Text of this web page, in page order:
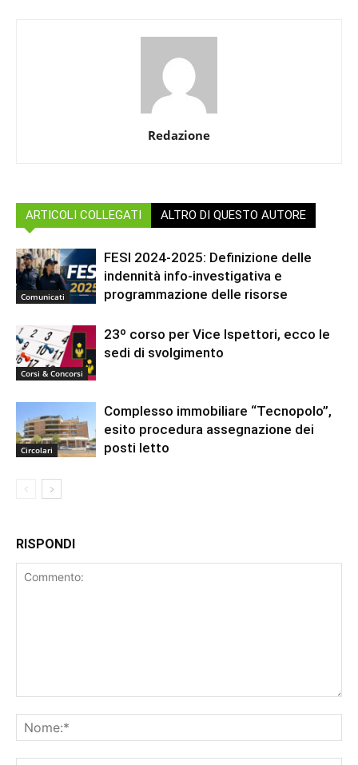
Redazione
ARTICOLI COLLEGATI ALTRO DI QUESTO AUTORE
Comunicati
FESI 2024-2025: Definizione delle
indennità info-investigativa e
programmazione delle risorse
Corsi & Concorsi
23º corso per Vice Ispettori, ecco le
sedi di svolgimento
Circolari
Complesso immobiliare “Tecnopolo”,
esito procedura assegnazione dei
posti letto
RISPONDI